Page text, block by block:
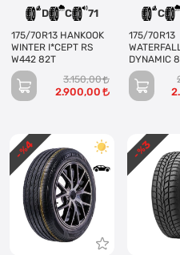
D C 71
175/70R13 HANKOOK
WINTER I*CEPT RS
W442 82T
3.150,00
2.900,00
C
175/70R13
DYNAMIC
- %
4 - %
3